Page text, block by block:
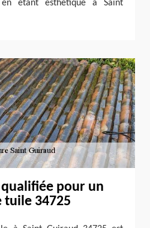
étant esthétique à Saint
pour un
tuile 34725